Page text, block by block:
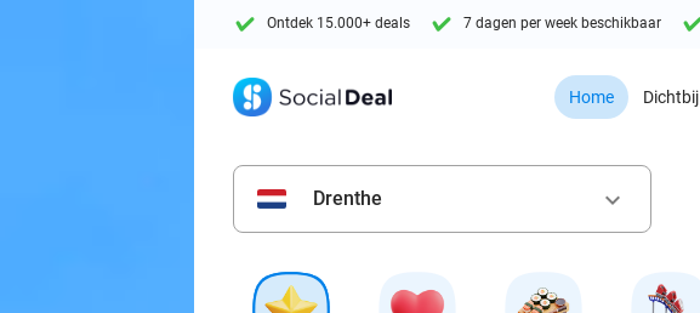
Ontdek 15.000+ deals 7 dagen per week beschikbaar
Home Dichtbij
Drenthe keyboard_arrow_down